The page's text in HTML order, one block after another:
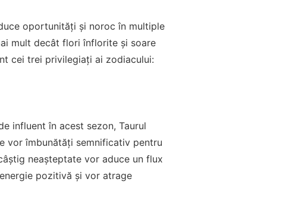
oportunități și noroc în multiple
mult decât flori înflorite și soare
cei trei privilegiați ai zodiacului:
influent în acest sezon, Taurul
vor îmbunătăți semnificativ pentru
neașteptate vor aduce un flux
pozitivă și vor atrage